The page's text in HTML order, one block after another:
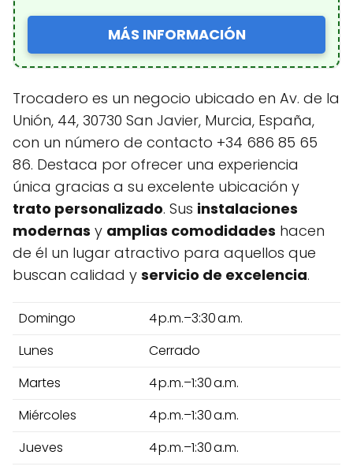
MÁS INFORMACIÓN
Trocadero es un negocio ubicado en Av. de la
Unión, 44, 30730 San Javier, Murcia, España,
con un número de contacto +34 686 85 65
86. Destaca por ofrecer una experiencia
única gracias a su excelente ubicación y
trato personalizado. Sus instalaciones
modernas y amplias comodidades hacen
de él un lugar atractivo para aquellos que
buscan calidad y servicio de excelencia.
Domingo
4 p.m.–3:30 a.m.
Lunes
Cerrado
Martes
4 p.m.–1:30 a.m.
Miércoles
4 p.m.–1:30 a.m.
Jueves
4 p.m.–1:30 a.m.